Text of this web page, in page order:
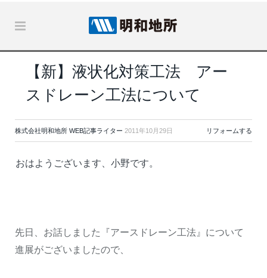
【新】液状化対策工法 アー
スドレーン工法について
株式会社明和地所 WEB記事ライター 2011年10月29日 リフォームする
おはようございます、小野です。
先日、お話しました『アースドレーン工法』について
進展がございましたので、